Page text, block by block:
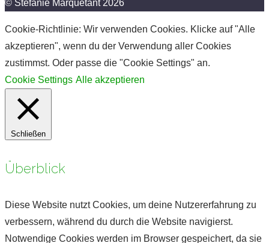
© Stefanie Marquetant 2026
Cookie-Richtlinie: Wir verwenden Cookies. Klicke auf "Alle
akzeptieren", wenn du der Verwendung aller Cookies
zustimmst. Oder passe die "Cookie Settings" an.
Cookie Settings Alle akzeptieren
Schließen
Überblick
Diese Website nutzt Cookies, um deine Nutzererfahrung zu
verbessern, während du durch die Website navigierst.
Notwendige Cookies werden im Browser gespeichert, da sie